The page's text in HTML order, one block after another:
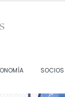
SOCIOS